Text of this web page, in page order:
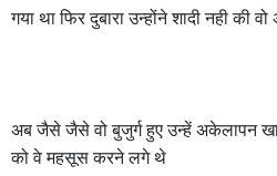
गया था फिर दुबारा उन्होंने शादी नही की
अब जैसे जैसे वो बुजुर्ग हुए उन्हें अकेलापन
को वे महसूस करने लगे थे